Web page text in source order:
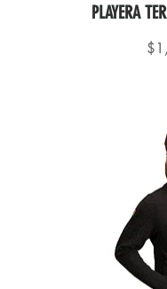
PLAYERA